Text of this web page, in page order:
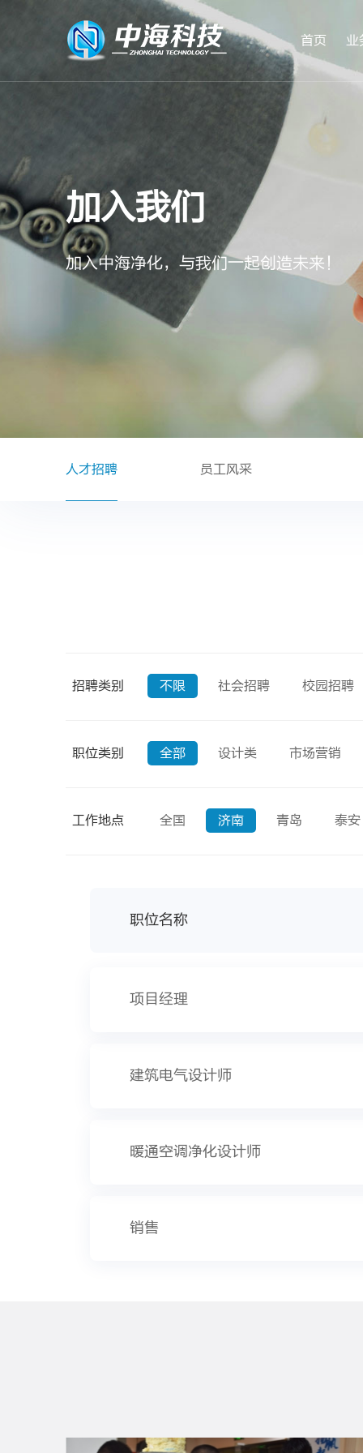
首页 业
实验动物中心
加入我们
加入中海净化，与我们一起创造未来！
人才招聘 员工风采
招聘类别 不限 社会招聘 校园招聘
职位类别 全部 设计类 市场营销
工作地点 全国 济南 青岛 泰安
职位名称
项目经理
建筑电气设计师
暖通空调净化设计师
销售